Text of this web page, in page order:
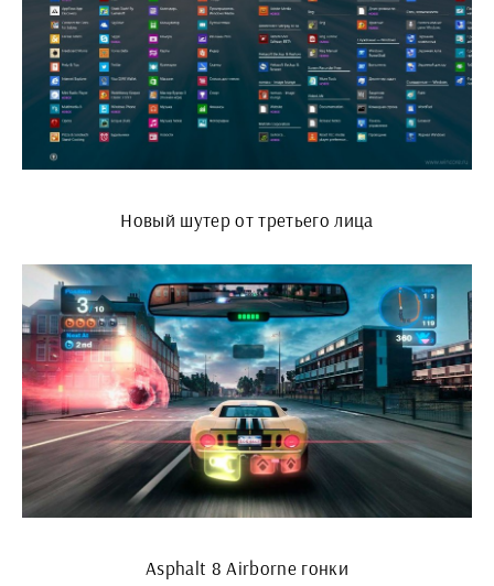
Новый шутер от третьего лица
Asphalt 8 Airborne гонки